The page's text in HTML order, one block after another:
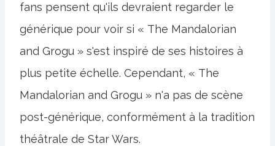
fans pensent qu'ils devraient regarder le
générique pour voir si « The Mandalorian
and Grogu » s'est inspiré de ses histoires à
plus petite échelle. Cependant, « The
Mandalorian and Grogu » n'a pas de scène
post-générique, conformément à la tradition
théâtrale de Star Wars.